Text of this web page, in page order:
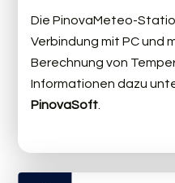
Die PinovaMeteo-
Verbindung mit PC und
Berechnung von
Informationen dazu
PinovaSoft